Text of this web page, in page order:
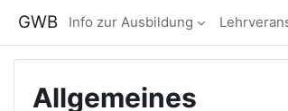
GWB Info zur Ausbildung
Allgemeines